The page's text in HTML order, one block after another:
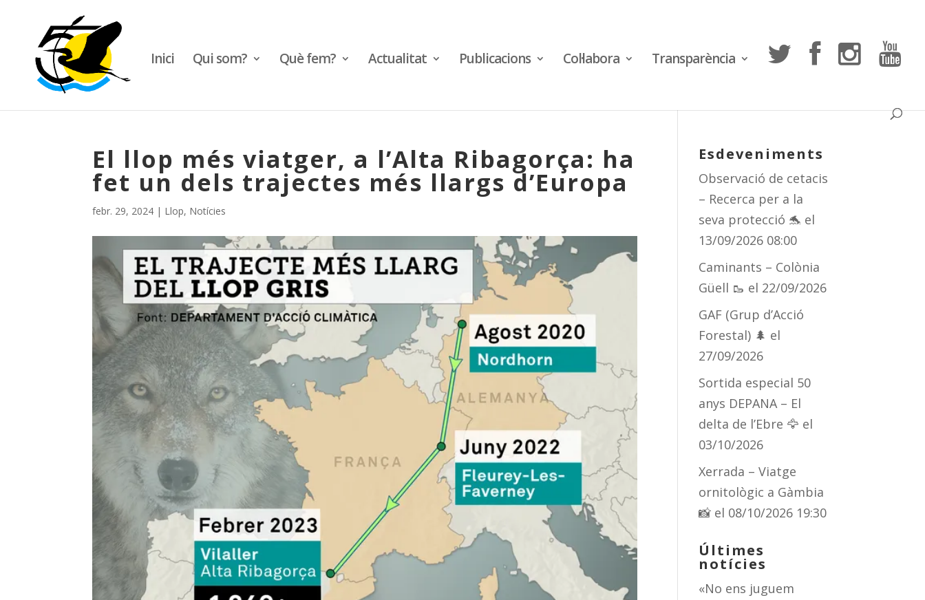
Inici Qui som? Què fem? Actualitat Publicacions Col·labora Transparència
El llop més viatger, a l’Alta Ribagorça: ha
fet un dels trajectes més llargs d’Europa
febr. 29, 2024 | Llop, Notícies
Esdeveniments
Observació de cetacis
– Recerca per a la
seva protecció 🐬 el
13/09/2026 08:00
Caminants – Colònia
Güell 🥾 el 22/09/2026
GAF (Grup d’Acció
Forestal) 🌲 el
27/09/2026
Sortida especial 50
anys DEPANA – El
delta de l’Ebre 🦅 el
03/10/2026
Xerrada – Viatge
ornitològic a Gàmbia
📸 el 08/10/2026 19:30
Últimes
notícies
«No ens juguem